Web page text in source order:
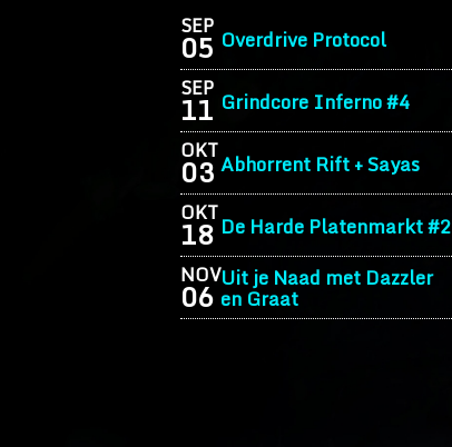
SEP
05 Overdrive Protocol
SEP
11 Grindcore Inferno #4
OKT
03 Abhorrent Rift + Sayas
OKT
18 De Harde Platenmarkt #2
NOV
06 Uit je Naad met Dazzler
en Graat